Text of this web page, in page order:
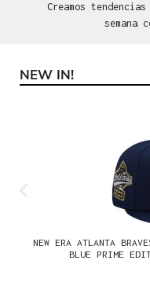
Creamos
semana
Omitir la galería de
NEW IN!
NEW ERA ATLANTA
BLUE PRIME